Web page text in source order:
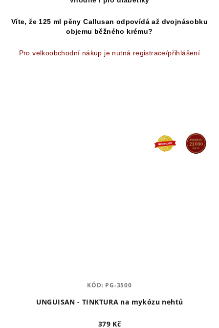
Víte, že 125 ml pěny Callusan odpovídá až dvojnásobku
objemu běžného krému?
Pro velkoobchodní nákup je nutná registrace/přihlášení
UNGUISAN - TINKTURA na mykózu nehtů
379 Kč
KÓD: PG-3500